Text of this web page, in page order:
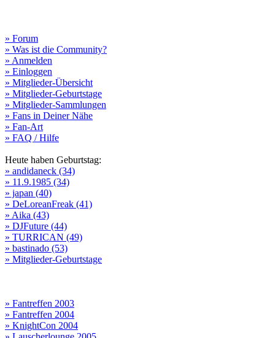
» Forum
» Was ist die Community?
» Anmelden
» Einloggen
» Mitglieder-Übersicht
» Mitglieder-Geburtstage
» Mitglieder-Sammlungen
» Fans in Deiner Nähe
» Fan-Art
» FAQ / Hilfe
Heute haben Geburtstag:
» andidaneck (34)
» 11.9.1985 (34)
» japan (40)
» DeLoreanFreak (41)
» Aika (43)
» DJFuture (44)
» TURRICAN (49)
» bastinado (53)
» Mitglieder-Geburtstage
» Fantreffen 2003
» Fantreffen 2004
» KnightCon 2004